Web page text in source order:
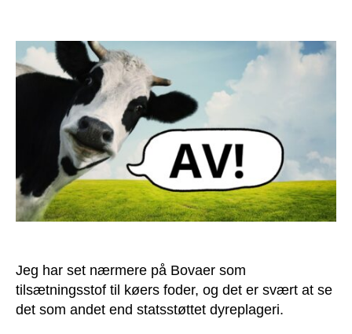
dyreplageri
klimaets
tjeneste
Jeg har set nærmere på Bovaer som
tilsætningsstof til køers foder, og det er svært at se
det som andet end statsstøttet dyreplageri.